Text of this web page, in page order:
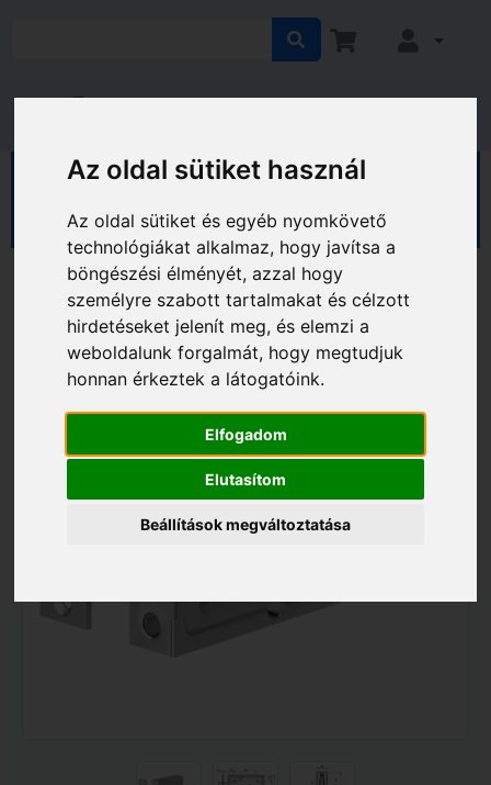
Az oldal sütiket használ
Az oldal sütiket és egyéb nyomkövető
technológiákat alkalmaz, hogy javítsa a
böngészési élményét, azzal hogy
személyre szabott tartalmakat és célzott
hirdetéseket jelenít meg, és elemzi a
weboldalunk forgalmát, hogy megtudjuk
honnan érkeztek a látogatóink.
Elfogadom
Elutasítom
Beállítások megváltoztatása
HÁZ KERT HOBBY Ház
Kaputechnika
Mechanikus zárak